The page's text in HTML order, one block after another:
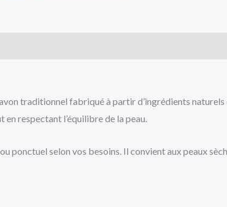
traditionnel fabriqué à partir d’ingrédients
respectant l’équilibre de la peau.
ponctuel selon vos besoins. Il convient aux peaux